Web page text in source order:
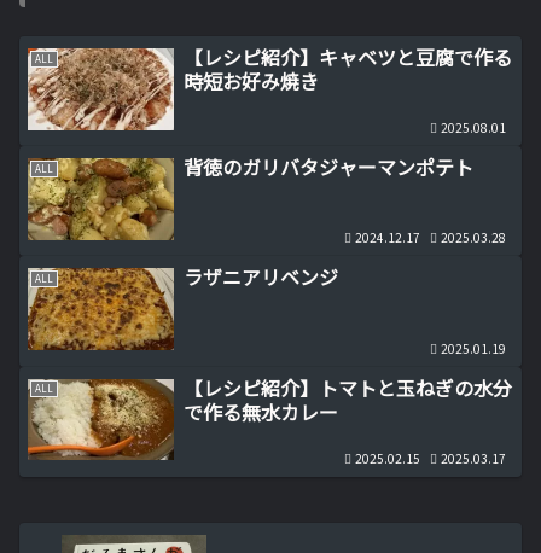
ALL
【レシピ紹介】キャベツと豆腐で作る
時短お好み焼き
2025.08.01
ALL 背徳のガリバタジャーマンポテト
2024.12.17 2025.03.28
ALL ラザニアリベンジ
2025.01.19
ALL
【レシピ紹介】トマトと玉ねぎの水分
で作る無水カレー
2025.02.15 2025.03.17